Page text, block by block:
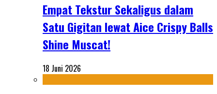
Empat Tekstur Sekaligus dalam
Satu Gigitan lewat Aice Crispy Balls
Shine Muscat!
18 Juni 2026